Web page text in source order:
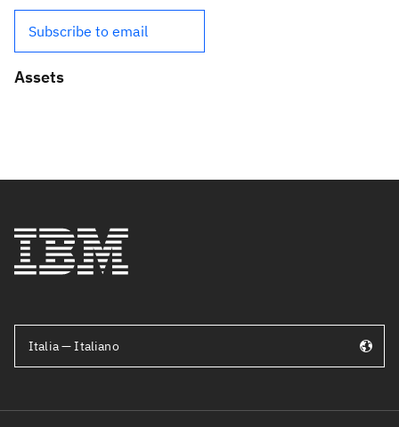
Subscribe to email
Assets
Italia — Italiano